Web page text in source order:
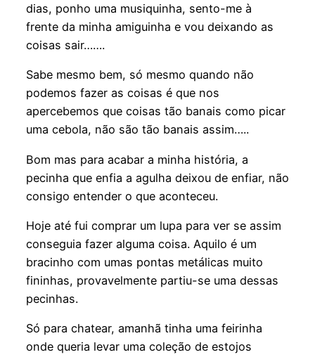
dias, ponho uma musiquinha, sento-me à
frente da minha amiguinha e vou deixando as
coisas sair…….
Sabe mesmo bem, só mesmo quando não
podemos fazer as coisas é que nos
apercebemos que coisas tão banais como picar
uma cebola, não são tão banais assim…..
Bom mas para acabar a minha história, a
pecinha que enfia a agulha deixou de enfiar, não
consigo entender o que aconteceu.
Hoje até fui comprar um lupa para ver se assim
conseguia fazer alguma coisa. Aquilo é um
bracinho com umas pontas metálicas muito
fininhas, provavelmente partiu-se uma dessas
pecinhas.
Só para chatear, amanhã tinha uma feirinha
onde queria levar uma coleção de estojos